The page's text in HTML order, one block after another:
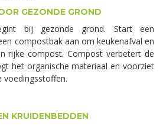
GEZONDE GROND
bij gezonde grond. Start een
compostbak aan om keukenafval en
rijke compost. Compost verbetert de
het organische materiaal en voorziet
voedingsstoffen.
KRUIDENBEDDEN